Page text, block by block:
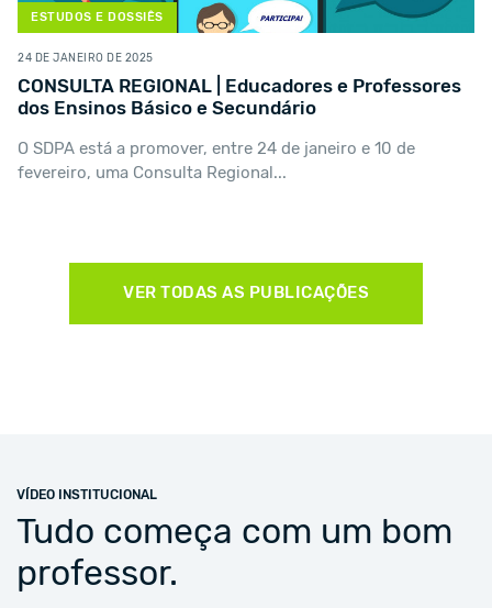
ESTUDOS E DOSSIÊS
24 DE JANEIRO DE 2025
CONSULTA REGIONAL | Educadores e Professores
dos Ensinos Básico e Secundário
O SDPA está a promover, entre 24 de janeiro e 10 de
fevereiro, uma Consulta Regional...
VER TODAS AS PUBLICAÇÕES
VÍDEO INSTITUCIONAL
Tudo começa com um bom
professor.